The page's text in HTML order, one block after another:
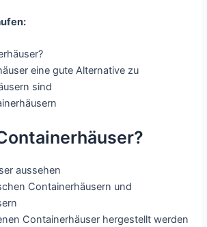
eine gute Alternative zu
sind
aussehen
Containerhäusern und
Containerhäuser hergestellt werden